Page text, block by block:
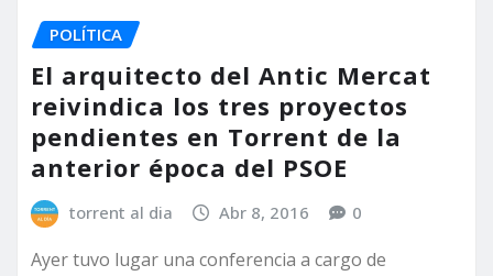
POLÍTICA
El arquitecto del Antic Mercat
reivindica los tres proyectos
pendientes en Torrent de la
anterior época del PSOE
torrent al dia Abr 8, 2016 0
Ayer tuvo lugar una conferencia a cargo de